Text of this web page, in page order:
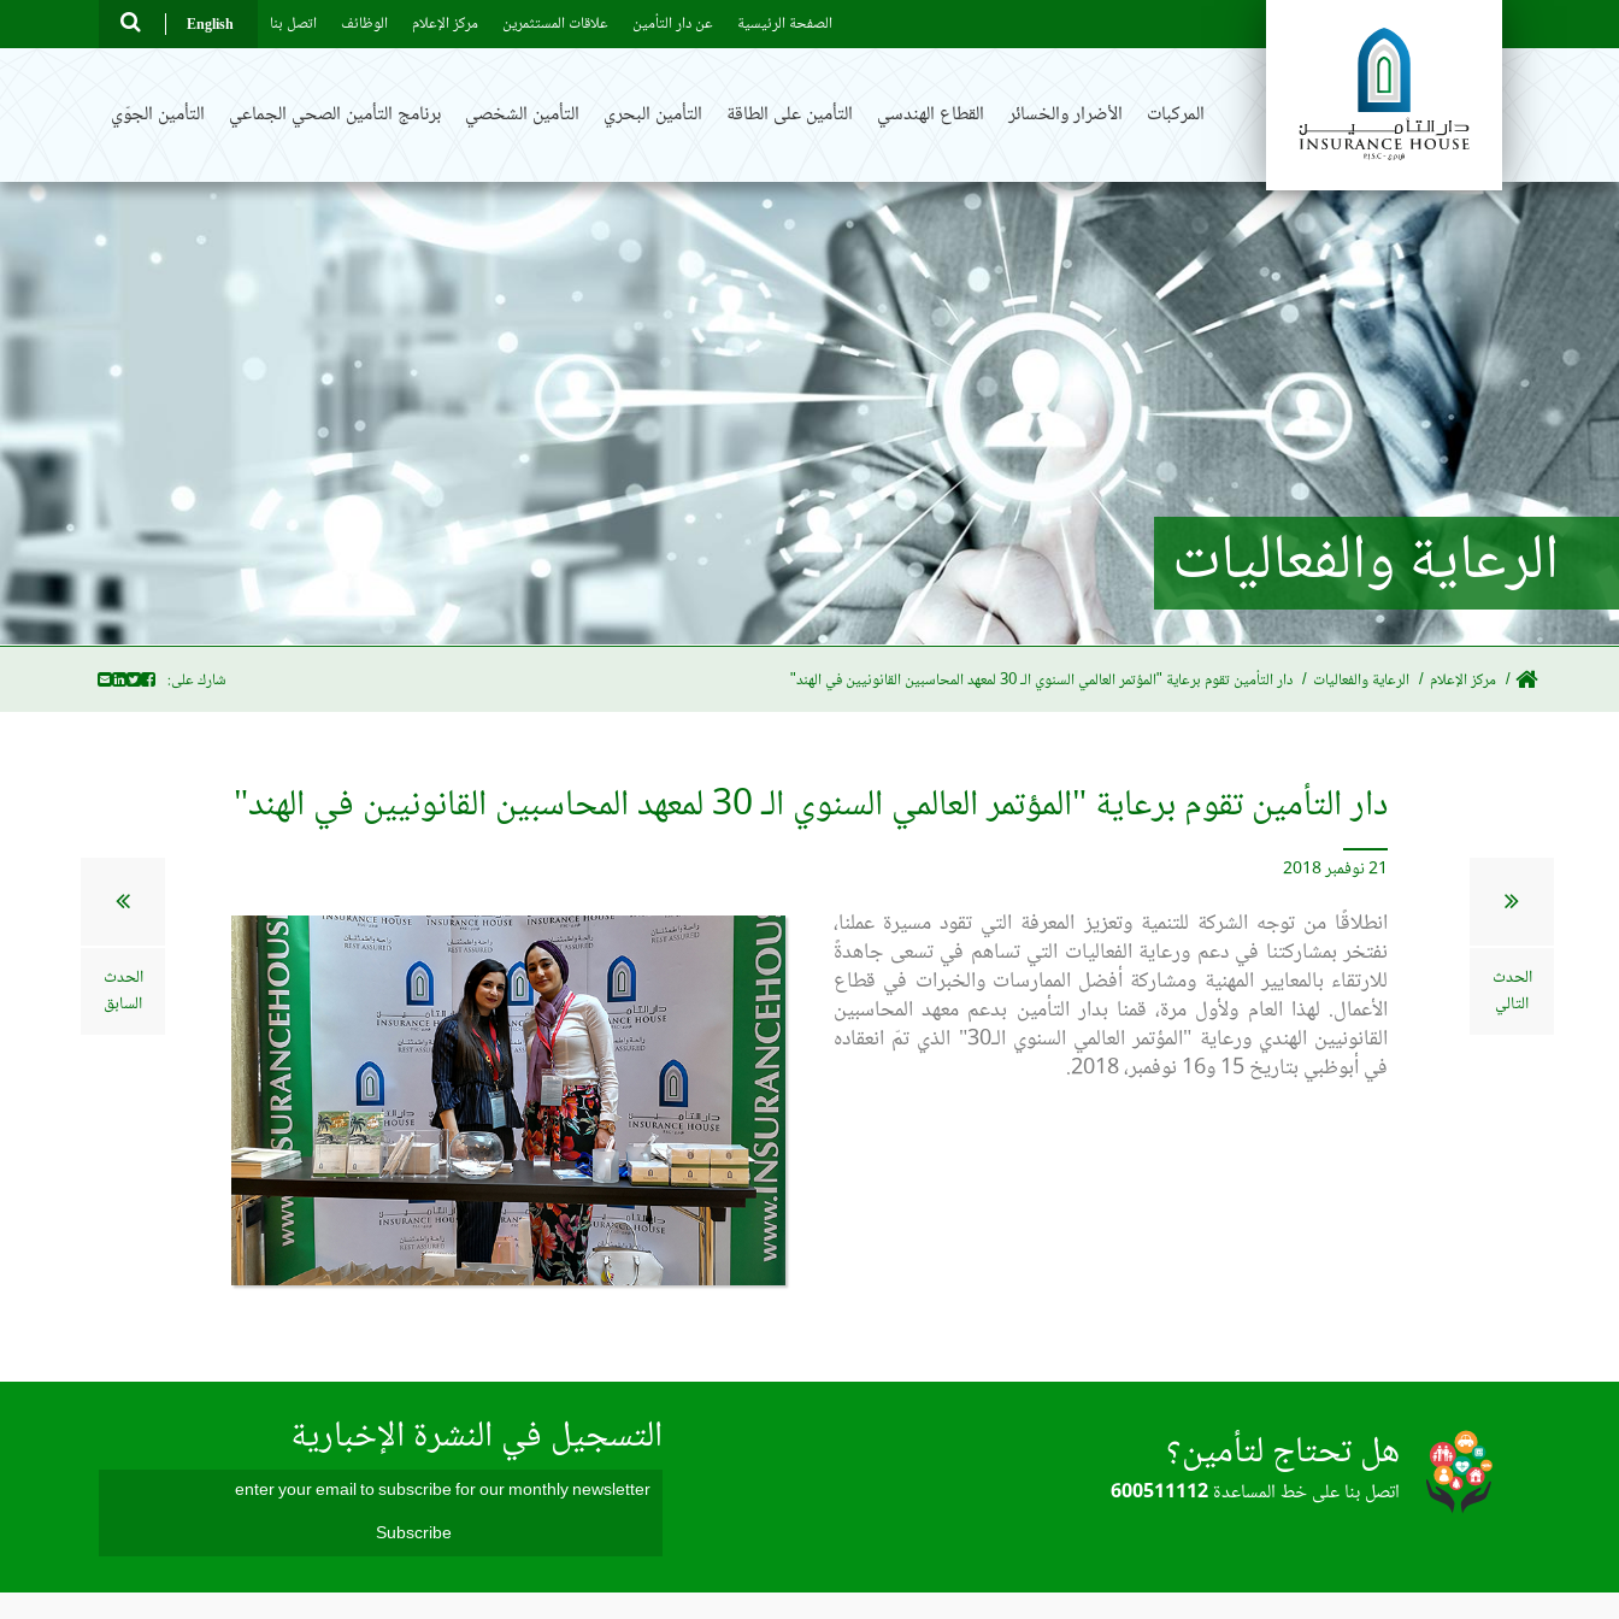
الصفحة الرئيسية عن دار التأمين علاقات المستثمرين مركز الإعلام الوظائف اتصل بنا English
المركبات الأضرار والخسائر القطاع الهندسي التأمين على الطاقة التأمين البحري التأمين الشخصي برنامج التأمين الصحي الجماعي التأمين الجوّي
الرعاية والفعاليات
مركز الإعلام الرعاية والفعاليات دار التأمين تقوم برعاية "المؤتمر العالمي السنوي الـ 30 لمعهد المحاسبين القانونيين في الهند" شارك على:
الحدث
السابق
الحدث
التالي
دار التأمين تقوم برعاية "المؤتمر العالمي السنوي الـ 30 لمعهد المحاسبين القانونيين في الهند"
21 نوفمبر 2018
انطلاقًا من توجه الشركة للتنمية وتعزيز المعرفة التي تقود مسيرة عملنا،
نفتخر بمشاركتنا في دعم ورعاية الفعاليات التي تساهم في تسعى جاهدةً
للارتقاء بالمعايير المهنية ومشاركة أفضل الممارسات والخبرات في قطاع
الأعمال. لهذا العام ولأول مرة، قمنا بدار التأمين بدعم معهد المحاسبين
القانونيين الهندي ورعاية "المؤتمر العالمي السنوي الـ30" الذي تمّ انعقاده
في أبوظبي بتاريخ 15 و16 نوفمبر، 2018.
هل تحتاج لتأمين؟
اتصل بنا على خط المساعدة600511112
التسجيل في النشرة الإخبارية